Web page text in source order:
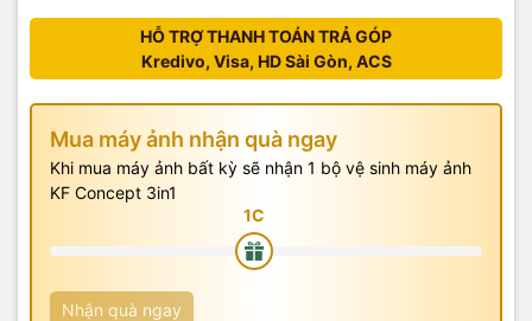
HỖ TRỢ THANH TOÁN TRẢ GÓP
Kredivo, Visa, HD Sài Gòn, ACS
Mua máy ảnh nhận quà ngay
Khi mua máy ảnh bất kỳ sẽ nhận 1 bộ vệ sinh máy ảnh
KF Concept 3in1
Nhận quà ngay